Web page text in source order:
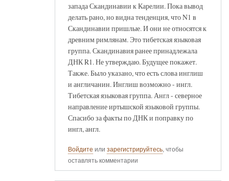
запада Скандинавии к Карелии. Пока вывод
делать рано, но видна тенденция, что N1 в
Скандинавии пришлые. И они не относятся к
древним римлянам. Это тибетская языковая
группа. Скандинавия ранее принадлежала
ДНК R1. Не утверждаю. Будущее покажет.
Также. Было указано, что есть слова инглиш
и англичанин. Инглиш возможно - ингл.
Тибетская языковая группа. Англ - северное
направление иртышской языковой группы.
Спасибо за факты по ДНК и поправку по
ингл, англ.
Войдите или зарегистрируйтесь, чтобы
оставлять комментарии